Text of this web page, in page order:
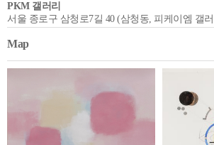
PKM 갤러리
서울 종로구 삼청로7길 40 (삼청동, 피케이엠 갤
Map